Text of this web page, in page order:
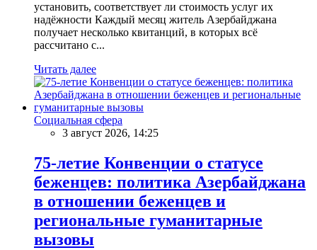
установить, соответствует ли стоимость услуг их
надёжности Каждый месяц житель Азербайджана
получает несколько квитанций, в которых всё
рассчитано с...
Читать далее
Социальная сфера
3 август 2026, 14:25
75-летие Конвенции о статусе
беженцев: политика Азербайджана
в отношении беженцев и
региональные гуманитарные
вызовы